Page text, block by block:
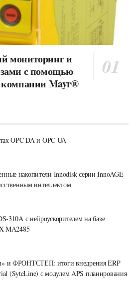
мониторинг и
с помощью
компании Mayr®
OPC DA и OPC UA
накопители Innodisk серии InnoAGE
интеллектом
310A с нейроускорителем на базе
MA2485
и ФРОНТСТЕП: итоги внедрения ERP
(SyteLine) с модулем APS планирования